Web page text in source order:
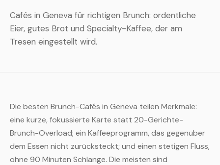
Cafés in Geneva für richtigen Brunch: ordentliche
Eier, gutes Brot und Specialty-Kaffee, der am
Tresen eingestellt wird.
Die besten Brunch-Cafés in Geneva teilen Merkmale:
eine kurze, fokussierte Karte statt 20-Gerichte-
Brunch-Overload; ein Kaffeeprogramm, das gegenüber
dem Essen nicht zurücksteckt; und einen stetigen Fluss,
ohne 90 Minuten Schlange. Die meisten sind